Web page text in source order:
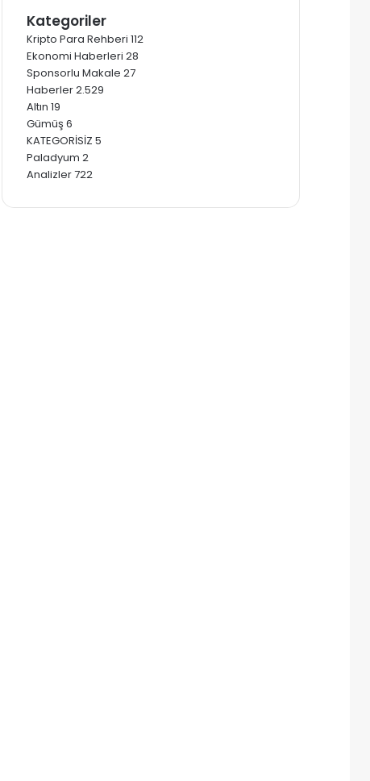
Kategoriler
Kripto Para Rehberi 112
Ekonomi Haberleri 28
Sponsorlu Makale 27
Haberler2.529
Altın 19
Gümüş 6
KATEGORİSİZ 5
Paladyum 2
Analizler722